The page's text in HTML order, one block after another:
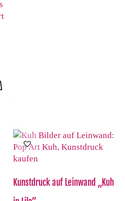
Kunstdruck auf Leinwand „Kuh